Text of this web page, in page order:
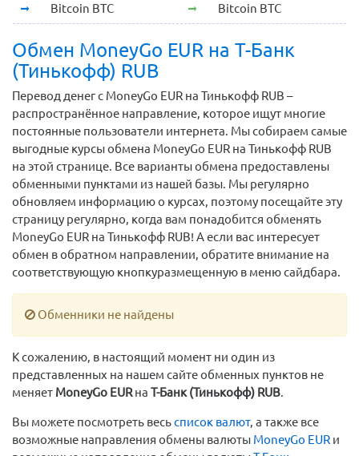
Bitcoin BTC Bitcoin BTC
Обмен MoneyGo EUR на Т-Банк
(Тинькофф) RUB
Перевод денег с MoneyGo EUR на Тинькофф RUB –
распространённое направление, которое ищут многие
постоянные пользователи интернета. Мы собираем самые
выгодные курсы обмена MoneyGo EUR на Тинькофф RUB
на этой странице. Все варианты обмена предоставлены
обменными пунктами из нашей базы. Мы регулярно
обновляем информацию о курсах, поэтому посещайте эту
страницу регулярно, когда вам понадобится обменять
MoneyGo EUR на Тинькофф RUB! А если вас интересует
обмен в обратном направлении, обратите внимание на
соответствующую кнопкуразмещенную в меню сайдбара.
Обменники не найдены
К сожалению, в настоящий момент ни один из
представленных на нашем сайте обменных пунктов не
меняет MoneyGo EURна Т-Банк (Тинькофф) RUB.
Вы можете посмотреть весьсписок валют, а также все
возможные направления обмены валюты MoneyGo EUR и